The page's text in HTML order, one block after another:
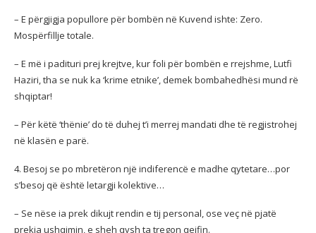
– E përgjigja popullore për bombën në Kuvend ishte: Zero.
Mospërfillje totale.
– E më i padituri prej krejtve, kur foli për bombën e rrejshme, Lutfi
Haziri, tha se nuk ka ‘krime etnike’, demek bombahedhësi mund rë
shqiptar!
– Për këtë ‘thënie’ do të duhej t’i merrej mandati dhe të regjistrohej
në klasën e parë.
4. Besoj se po mbretëron një indiferencë e madhe qytetare…por
s’besoj që është letargji kolektive…
– Se nëse ia prek dikujt rendin e tij personal, ose veç në pjatë
prekja ushqimin, e sheh qysh ta tregon qejfin.